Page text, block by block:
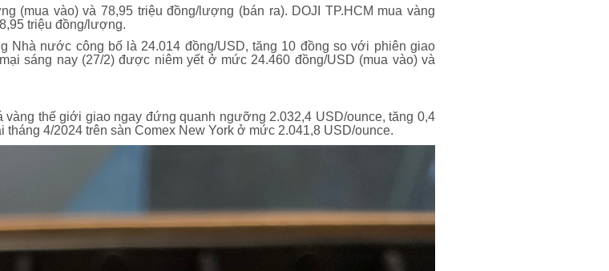
(mua vào) và 78,95 triệu đồng/lượng (bán ra). DOJI TP.HCM mua vàng
triệu đồng/lượng.
Nhà nước công bố là 24.014 đồng/USD, tăng 10 đồng so với phiên giao
sáng nay (27/2) được niêm yết ở mức 24.460 đồng/USD (mua vào) và
vàng thế giới giao ngay đứng quanh ngưỡng 2.032,4 USD/ounce, tăng 0,4
4/2024 trên sàn Comex New York ở mức 2.041,8 USD/ounce.